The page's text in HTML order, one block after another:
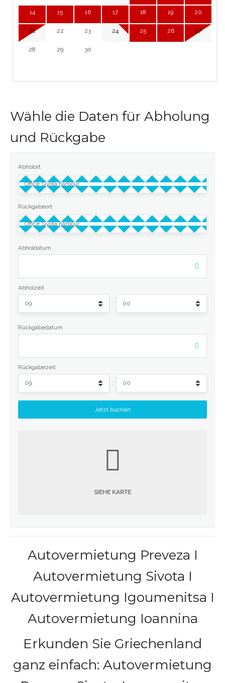
14 15 16 17 18 19 20
21 22 23 24 25 26 27
28 29 30
Wähle die Daten für Abholung
und Rückgabe
Abholort
Rückgabeort
Abholdatum
Abholzeit
:
Rückgabedatum
Rückgabezeit
:
SIEHE KARTE
Autovermietung Preveza I
Autovermietung Sivota I
Autovermietung Igoumenitsa I
Autovermietung Ioannina
Erkunden Sie Griechenland
ganz einfach: Autovermietung